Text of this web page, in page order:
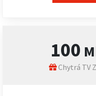
100
Chytrá TV